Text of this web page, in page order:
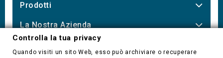
Prodotti
La Nostra Azienda
Controlla la tua privacy
Quando visiti un sito Web, esso può archiviare o recuperare